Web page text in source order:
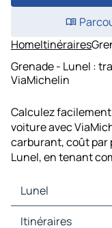
HomeItinéraires
Grenade - Lunel :
ViaMichelin
Calculez
voiture avec
carburant, coût par
Lunel, en tenant
Lunel
Lunel Cartes et plans
Itinéraires